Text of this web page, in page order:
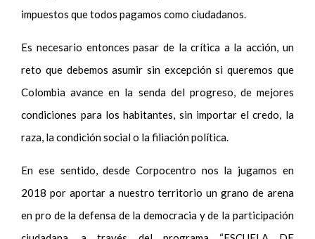
impuestos que todos pagamos como ciudadanos.
Es necesario entonces pasar de la crítica a la acción, un
reto que debemos asumir sin excepción si queremos que
Colombia avance en la senda del progreso, de mejores
condiciones para los habitantes, sin importar el credo, la
raza, la condición social o la filiación política.
En ese sentido, desde Corpocentro nos la jugamos en
2018 por aportar a nuestro territorio un grano de arena
en pro de la defensa de la democracia y de la participación